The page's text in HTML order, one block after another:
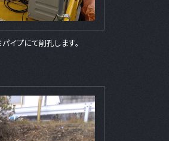
イプにて削孔します。